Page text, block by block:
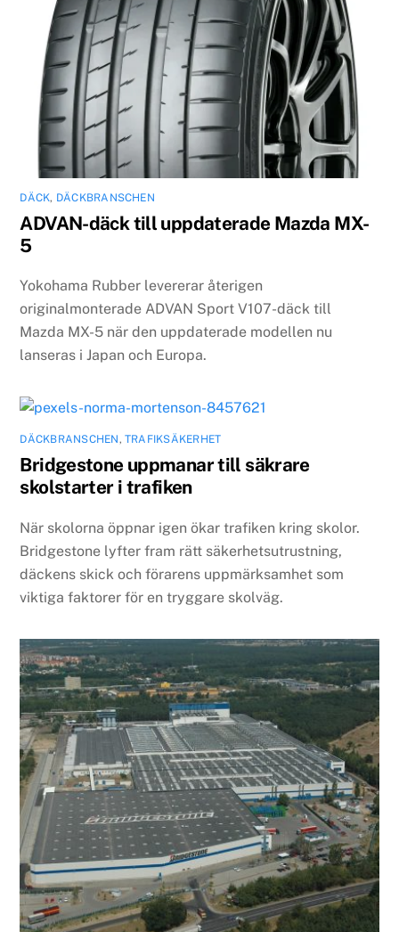
DÄCK, DÄCKBRANSCHEN
ADVAN-däck till uppdaterade Mazda MX-
5
Yokohama Rubber levererar återigen
originalmonterade ADVAN Sport V107-däck till
Mazda MX-5 när den uppdaterade modellen nu
lanseras i Japan och Europa.
DÄCKBRANSCHEN,TRAFIKSÄKERHET
Bridgestone uppmanar till säkrare
skolstarter i trafiken
När skolorna öppnar igen ökar trafiken kring skolor.
Bridgestone lyfter fram rätt säkerhetsutrustning,
däckens skick och förarens uppmärksamhet som
viktiga faktorer för en tryggare skolväg.